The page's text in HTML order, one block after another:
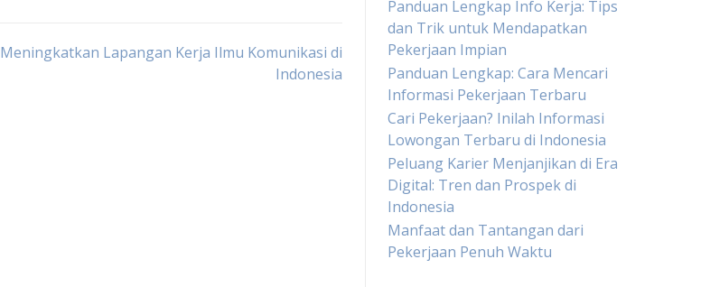
Meningkatkan Lapangan Kerja Ilmu Komunikasi di
Indonesia
Panduan Lengkap Info Kerja: Tips
dan Trik untuk Mendapatkan
Pekerjaan Impian
Panduan Lengkap: Cara Mencari
Informasi Pekerjaan Terbaru
Cari Pekerjaan? Inilah Informasi
Lowongan Terbaru di Indonesia
Peluang Karier Menjanjikan di Era
Digital: Tren dan Prospek di
Indonesia
Manfaat dan Tantangan dari
Pekerjaan Penuh Waktu